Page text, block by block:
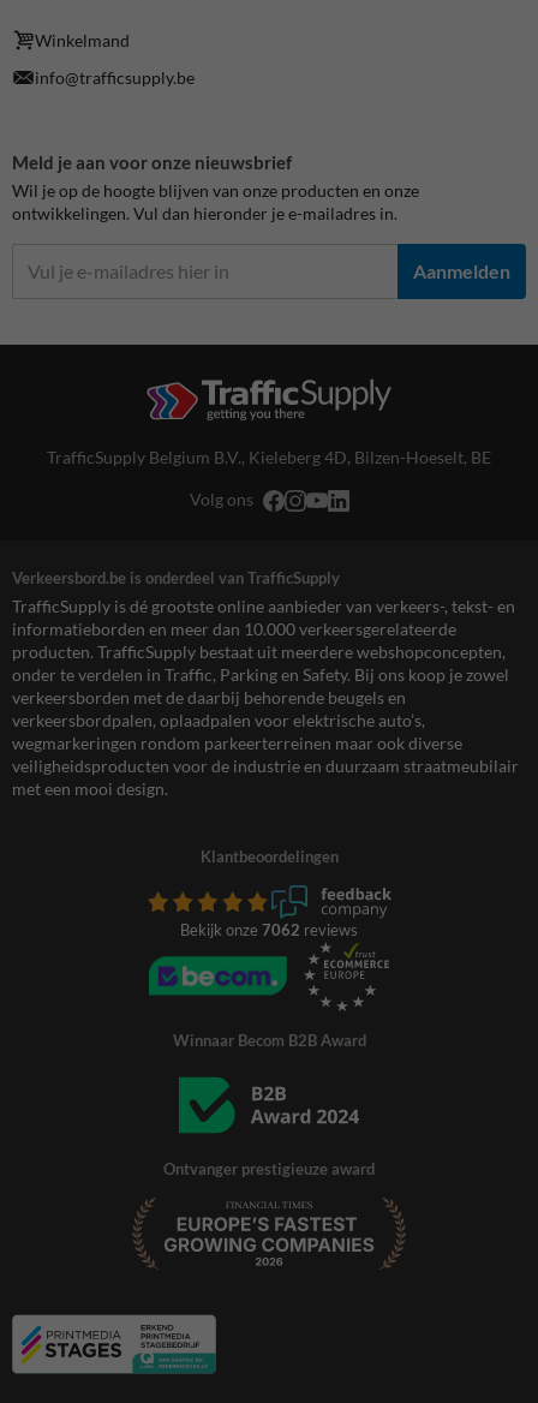
Winkelmand
info@trafficsupply.be
Meld je aan voor onze nieuwsbrief
Wil je op de hoogte blijven van onze producten en onze
ontwikkelingen. Vul dan hieronder je e-mailadres in.
Aanmelden
TrafficSupply Belgium B.V., Kieleberg 4D, Bilzen-Hoeselt, BE
Volg ons
Verkeersbord.be is onderdeel van TrafficSupply
TrafficSupply is dé grootste online aanbieder van verkeers-, tekst- en
informatieborden en meer dan 10.000 verkeersgerelateerde
producten. TrafficSupply bestaat uit meerdere webshopconcepten,
onder te verdelen in Traffic, Parking en Safety. Bij ons koop je zowel
verkeersborden met de daarbij behorende beugels en
verkeersbordpalen, oplaadpalen voor elektrische auto’s,
wegmarkeringen rondom parkeerterreinen maar ook diverse
veiligheidsproducten voor de industrie en duurzaam straatmeubilair
met een mooi design.
Klantbeoordelingen
Bekijk onze 7062 reviews
Winnaar Becom B2B Award
Ontvanger prestigieuze award